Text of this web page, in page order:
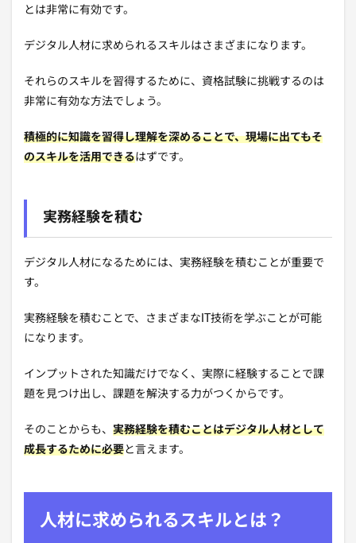
とは非常に有効です。
デジタル人材に求められるスキルはさまざまになります。
それらのスキルを習得するために、資格試験に挑戦するのは
非常に有効な方法でしょう。
積極的に知識を習得し理解を深めることで、現場に出てもそ
のスキルを活用できるはずです。
実務経験を積む
デジタル人材になるためには、実務経験を積むことが重要で
す。
実務経験を積むことで、さまざまなIT技術を学ぶことが可能
になります。
インプットされた知識だけでなく、実際に経験することで課
題を見つけ出し、課題を解決する力がつくからです。
そのことからも、 実務経験を積むことはデジタル人材として
成長するために必要と言えます。
人材に求められるスキルとは？